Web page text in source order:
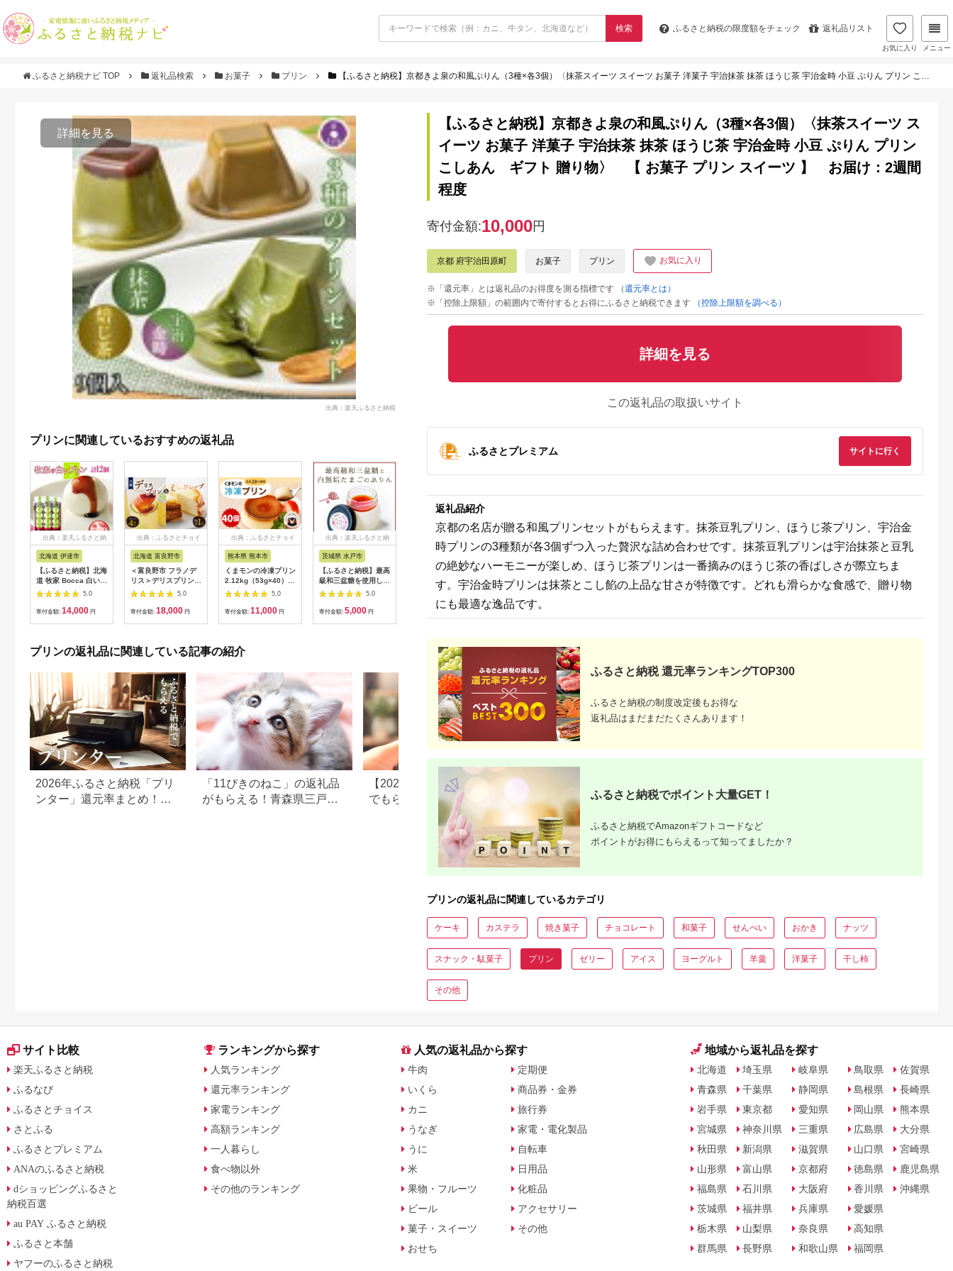
検索 ふるさと納税の限度額をチェック 返礼品リスト
お気に入り メニュー
ふるさと納税ナビ TOP 返礼品検索 お菓子 プリン 【ふるさと納税】京都きよ泉の和風ぷりん（3種×各3個）〈抹茶スイーツ スイーツ お菓子 洋菓子 宇治抹茶 抹茶 ほうじ茶 宇治金時 小豆 ぷりん プリン こしあん ギフト 贈り物〉 【 お菓子 プリン スイーツ 】 お届け：2週間程度
詳細を見る
出典：楽天ふるさと納税
プリンに関連しているおすすめの返礼品
出典：楽天ふるさと納
北海道 伊達市
【ふるさと納税】北海
道 牧家 Bocca 白いプ
リン 4個入 3本 計12
個 プリン カラメルソ
ース カラメル もちも
料無料 【 伊達市 】
5.0
寄付金額: 14,000 円
出典：ふるさとチョイ
北海道 富良野市
＜富良野市 フラノデ
リス＞デリスプリン&
ミルクレープ ケーキ
セット_ プリン スイ
ーツ ケーキ デザート
【1392227】
5.0
寄付金額: 18,000 円
出典：ふるさとチョイ
熊本県 熊本市
くまモンの冷凍プリン
2.12kg（53g×40）卵
不使用 スイーツ デザ
5.0
寄付金額: 11,000 円
出典：楽天ふるさと納
茨城県 水戸市
【ふるさと納税】最高
級和三盆糖を使用した
無添加・オーガニック
の優しいプリン3個
「茨城おしゃらぐプリ
5.0
寄付金額: 5,000 円
ス
なめらかぷりん6個
【T6☆プレーン2・い
ちご2・抹茶2】
12,000
ス
奥州陸前 もちぷりん
(プレーン・ずんだ・
苺) 各4個 計12個入り
プリン 大福 冷凍 新食
感 デザート
寄付金額: 19,500
ス
那須高原 カスタード
プリン 6個入り｜プリ
ン ぷりん 瓶入り スイ
県 那須町〔B-94〕 ※
の配送不可
税
【ふるさと納税】11-
150 喜多牧場の手作
りプリン6個
ス
（冷蔵） 大内山やわ
らかプリン＆大内山バ
ター セット ／ 大内山
ブランド 三重県 大紀
ドミネジョワ 湘南ジ
ャージープリン 5個
プリン プレーン ジャ
バニラビーンズ不使
テンフリー ジャージ
プリンの返礼品に関連している記事の紹介
2026年ふるさと納税「プリ
ンター」還元率まとめ！エ
「11ぴきのねこ」の返礼品
がもらえる！青森県三戸町
【2026年版】ふるさと納税
でもらえる人気「アニメ」
納税でディズニー返礼品は
もらえる？ホテル・チケッ
ト・公式グッズを徹底解説
【ふるさと納税】京都きよ泉の和風ぷりん（3種×各3個）〈抹茶スイーツ ス
イーツ お菓子 洋菓子 宇治抹茶 抹茶 ほうじ茶 宇治金時 小豆 ぷりん プリン
こしあん ギフト 贈り物〉 【 お菓子 プリン スイーツ 】 お届け：2週間
程度
寄付金額:10,000円
京都 府宇治田原町 お菓子 プリン お気に入り
※「還元率」とは返礼品のお得度を測る指標です
（還元率とは）
※「控除上限額」の範囲内で寄付するとお得にふるさと納税できます
（控除上限額を調べる）
詳細を見る
この返礼品の取扱いサイト
ふるさとプレミアム サイトに行く
返礼品紹介
京都の名店が贈る和風プリンセットがもらえます。抹茶豆乳プリン、ほうじ茶プリン、宇治金
時プリンの3種類が各3個ずつ入った贅沢な詰め合わせです。抹茶豆乳プリンは宇治抹茶と豆乳
の絶妙なハーモニーが楽しめ、ほうじ茶プリンは一番摘みのほうじ茶の香ばしさが際立ちま
す。宇治金時プリンは抹茶とこし餡の上品な甘さが特徴です。どれも滑らかな食感で、贈り物
にも最適な逸品です。
ふるさと納税 還元率ランキングTOP300
ふるさと納税の制度改定後もお得な
返礼品はまだまだたくさんあります！
ふるさと納税でポイント大量GET！
ふるさと納税でAmazonギフトコードなど
ポイントがお得にもらえるって知ってましたか？
プリンの返礼品に関連しているカテゴリ
ケーキ カステラ 焼き菓子 チョコレート 和菓子 せんべい おかき ナッツ
スナック・駄菓子 プリン ゼリー アイス ヨーグルト 羊羹 洋菓子 干し柿
その他
サイト比較
楽天ふるさと納税
ふるなび
ふるさとチョイス
さとふる
ふるさとプレミアム
ANAのふるさと納税
dショッピングふるさと
納税百選
au PAY ふるさと納税
ふるさと本舗
ヤフーのふるさと納税
ランキングから探す
人気ランキング
還元率ランキング
家電ランキング
高額ランキング
一人暮らし
食べ物以外
その他のランキング
人気の返礼品から探す
牛肉
いくら
カニ
うなぎ
うに
米
果物・フルーツ
ビール
菓子・スイーツ
おせち
定期便
商品券・金券
旅行券
家電・電化製品
自転車
日用品
化粧品
アクセサリー
その他
地域から返礼品を探す
北海道
青森県
岩手県
宮城県
秋田県
山形県
福島県
茨城県
栃木県
群馬県
埼玉県
千葉県
東京都
神奈川県
新潟県
富山県
石川県
福井県
山梨県
長野県
岐阜県
静岡県
愛知県
三重県
滋賀県
京都府
大阪府
兵庫県
奈良県
和歌山県
鳥取県
島根県
岡山県
広島県
山口県
徳島県
香川県
愛媛県
高知県
福岡県
佐賀県
長崎県
熊本県
大分県
宮崎県
鹿児島県
沖縄県